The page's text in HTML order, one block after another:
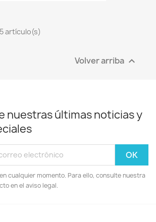
artículo(s)
Volver arriba 
nuestras últimas noticias y
cualquier momento. Para ello, consulte nuestra
en el aviso legal.